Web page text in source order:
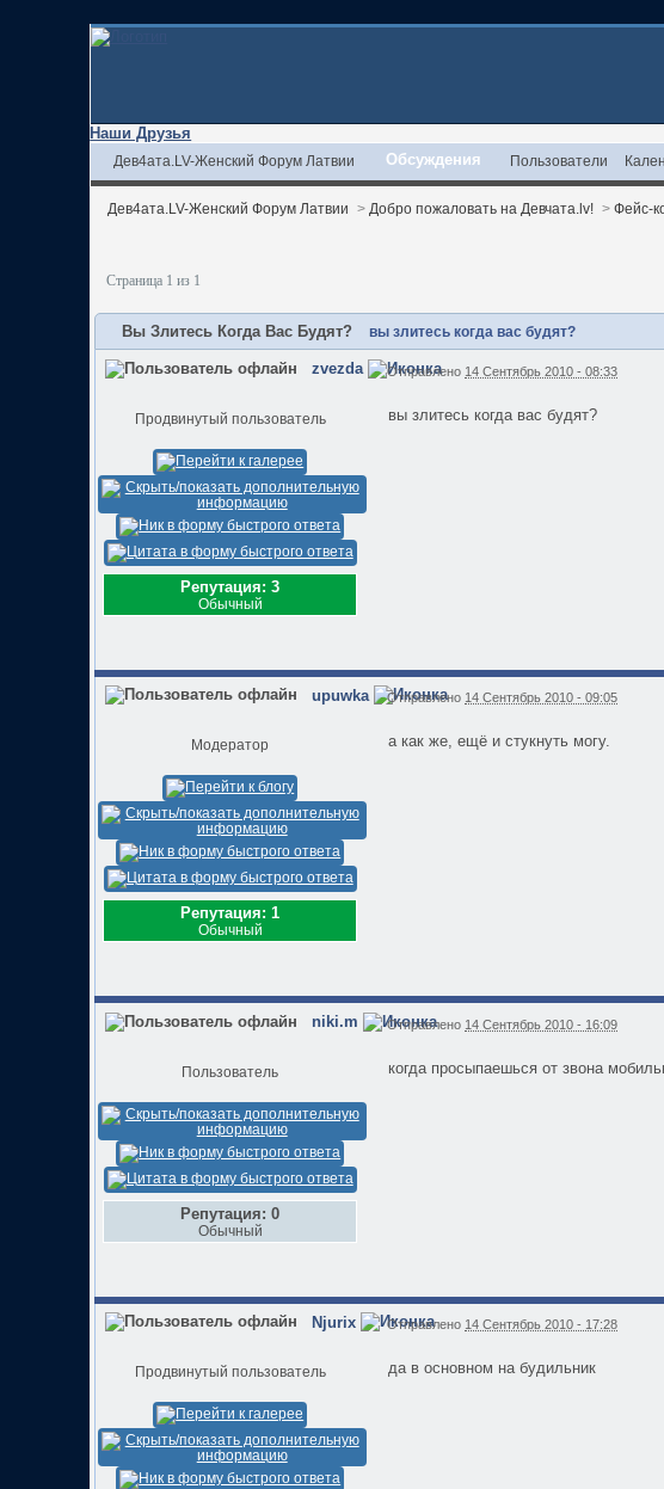
Наши Друзья
Дев4ата.LV-Женский Форум Латвии Обсуждения Пользователи
Дев4ата.LV-Женский Форум Латвии > Добро пожаловать на Девчата.lv! > Фейс-
Страница 1 из 1
Вы Злитесь Когда Вас Будят? вы злитесь когда вас будят?
zvezda
Продвинутый пользователь
Репутация: 3
Обычный
Отправлено 14 Сентябрь 2010 - 08:33
вы злитесь когда вас будят?
upuwka
Модератор
Репутация: 1
Обычный
Отправлено 14 Сентябрь 2010 - 09:05
а как же, ещё и стукнуть могу.
niki.m
Пользователь
Репутация: 0
Обычный
Отправлено 14 Сентябрь 2010 - 16:09
когда просыпаешься от звона
Njurix
Продвинутый пользователь
Отправлено 14 Сентябрь 2010 - 17:28
да в основном на будильник